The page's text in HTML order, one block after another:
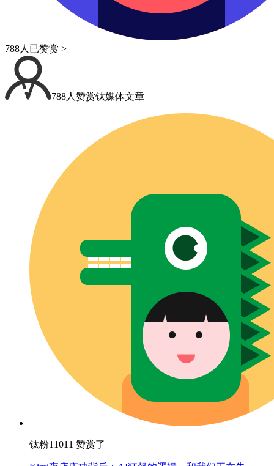
788人已赞赏 >
788人赞赏钛媒体文章
钛粉11011 赞赏了